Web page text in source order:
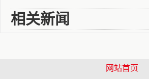
相关新闻
网站首